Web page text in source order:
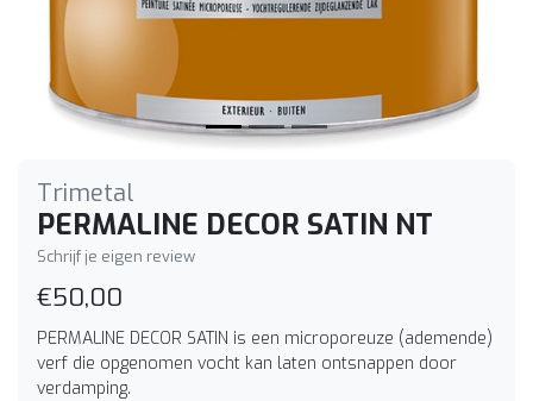
Trimetal
PERMALINE DECOR SATIN NT
Schrijf je eigen review
€50,00
PERMALINE DECOR SATIN is een microporeuze (ademende)
verf die opgenomen vocht kan laten ontsnappen door
verdamping.